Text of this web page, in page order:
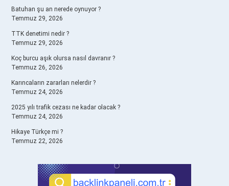
Batuhan şu an nerede oynuyor ?
Temmuz 29, 2026
TTK denetimi nedir ?
Temmuz 29, 2026
Koç burcu aşık olursa nasıl davranır ?
Temmuz 26, 2026
Karıncaların zararları nelerdir ?
Temmuz 24, 2026
2025 yılı trafik cezası ne kadar olacak ?
Temmuz 24, 2026
Hikaye Türkçe mi ?
Temmuz 22, 2026